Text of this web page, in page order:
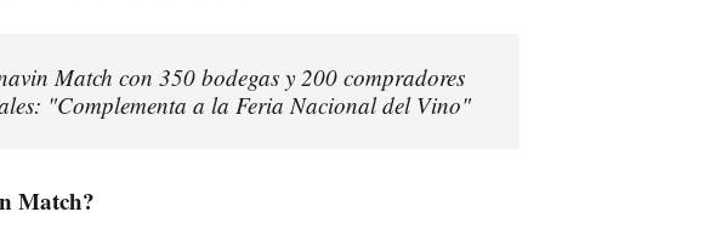
Match con 350 bodegas y 200 compradores
"Complementa a la Feria Nacional del Vino"
Match?